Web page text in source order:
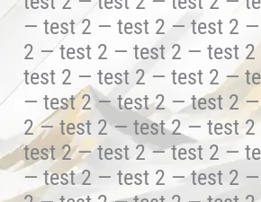
— test 2 — test 2 — test 2
2 — test 2 — test 2 — test
test 2 — test 2 — test 2 —
— test 2 — test 2 — test 2
2 — test 2 — test 2 — test
test 2 — test 2 — test 2 —
— test 2 — test 2 — test 2